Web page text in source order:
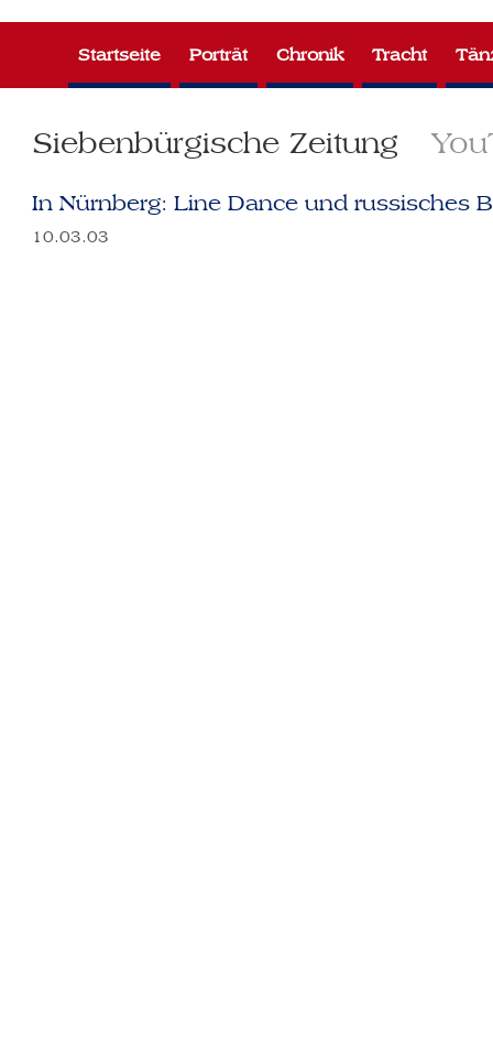
Siebenbürgische Zeitung
Startseite Porträt Chronik Tracht
In Nürnberg: Line Dance und russisches
10.03.03